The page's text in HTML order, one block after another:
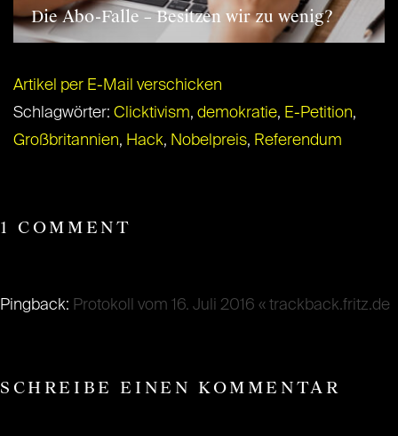
Die Abo-Falle – Besitzen wir zu wenig?
Artikel per E-Mail verschicken
Schlagwörter: Clicktivism, demokratie, E-Petition,
Großbritannien, Hack, Nobelpreis, Referendum
1 COMMENT
Pingback: Protokoll vom 16. Juli 2016 « trackback.fritz.de
SCHREIBE EINEN KOMMENTAR